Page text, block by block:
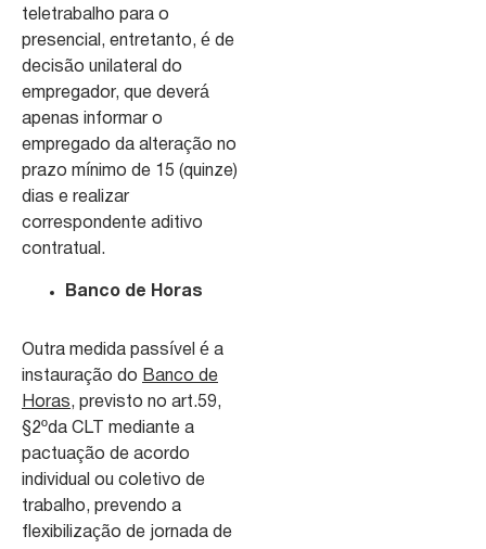
teletrabalho para o
presencial, entretanto, é de
decisão unilateral do
empregador, que deverá
apenas informar o
empregado da alteração no
prazo mínimo de 15 (quinze)
dias e realizar
correspondente aditivo
contratual.
Banco de Horas
Outra medida passível é a
instauração do Banco de
Horas, previsto no art.59,
§2ºda CLT mediante a
pactuação de acordo
individual ou coletivo de
trabalho, prevendo a
flexibilização de jornada de